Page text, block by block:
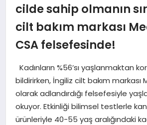
SAĞLIK
MAGAZIN
EĞITIM
cilde sahip olmanın
cilt bakım markası
CSA felsefesinde!
Kadınların %56’sı yaşlanmaktan
bildirirken, İngiliz cilt bakım markası
olarak adlandırdığı felsefesiyle
okuyor. Etkinliği bilimsel testlerle
ürünleriyle 40-55 yaş aralığındaki